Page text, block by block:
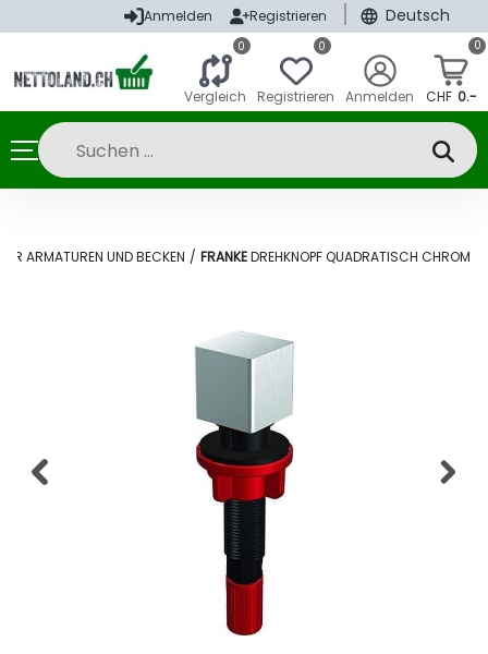
Anmelden Registrieren Deutsch
0
Vergleich
0
Registrieren Anmelden
0
CHF 0.-
ARMATUREN UND BECKEN / FRANKEDREHKNOPF QUADRATISCH CHROM